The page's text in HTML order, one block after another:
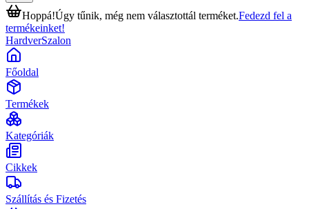
Hoppá!Úgy tűnik, még nem választottál terméket.Fedezd fel a
termékeinket!
HardverSzalon
Főoldal
Termékek
Kategóriák
Cikkek
Szállítás és Fizetés